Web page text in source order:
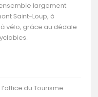
largement
Saint-Loup, à
vélo, grâce au dédale
du Tourisme.